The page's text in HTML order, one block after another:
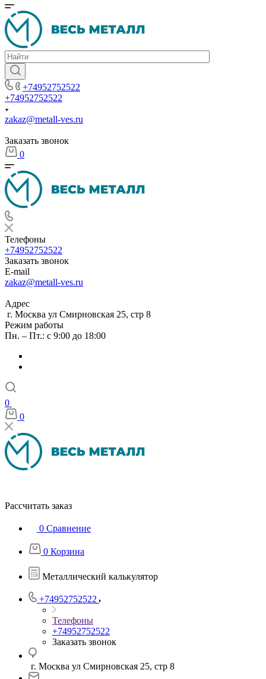
+74952752522
+74952752522
zakaz@metall-ves.ru
Заказать звонок
0
Телефоны
+74952752522
Заказать звонок
E-mail
zakaz@metall-ves.ru
Адрес
г. Москва ул Смирновская 25, стр 8
Режим работы
Пн. – Пт.: с 9:00 до 18:00
0
0
Рассчитать заказ
0 Сравнение
0 Корзина
Металлический калькулятор
+74952752522
Телефоны
+74952752522
Заказать звонок
г. Москва ул Смирновская 25, стр 8